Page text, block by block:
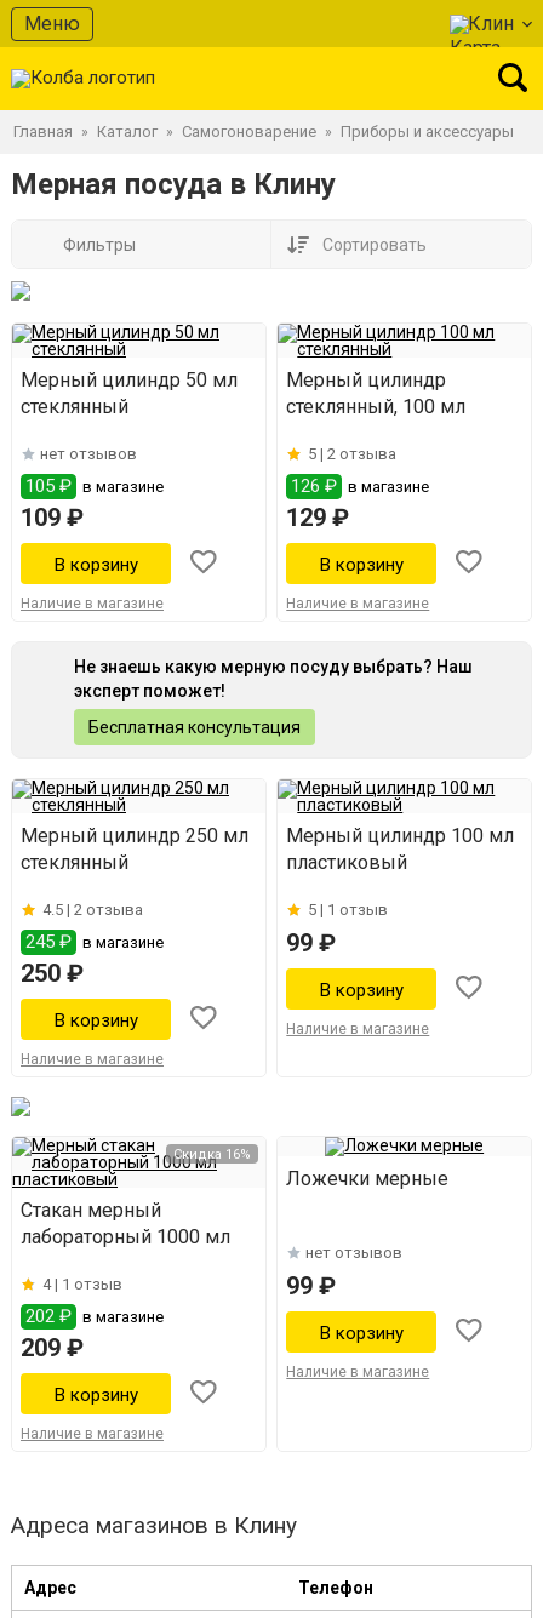
Меню Клин
Главная » Каталог » Самогоноварение » Приборы и аксессуары
Мерная посуда в Клину
Фильтры Сортировать
Мерный цилиндр 50 мл
стеклянный
нет отзывов
105 ₽ в магазине
109 ₽
Наличие в магазине
Мерный цилиндр
стеклянный, 100 мл
5 |2 отзыва
126 ₽ в магазине
129 ₽
Наличие в магазине
Не знаешь какую мерную посуду выбрать? Наш
эксперт поможет!
Бесплатная консультация
Мерный цилиндр 250 мл
стеклянный
4.5 | 2 отзыва
245 ₽ в магазине
250 ₽
Наличие в магазине
Мерный цилиндр 100 мл
пластиковый
5 | 1 отзыв
99 ₽
Наличие в магазине
Скидка 16%
Стакан мерный
лабораторный 1000 мл
4 | 1 отзыв
202 ₽ в магазине
209 ₽
Наличие в магазине
Ложечки мерные
нет отзывов
99 ₽
Наличие в магазине
Адреса магазинов в Клину
Адрес Телефон